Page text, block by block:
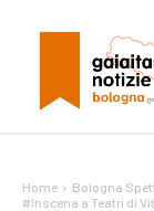
Home Bologna
#Inscena a Teatri di